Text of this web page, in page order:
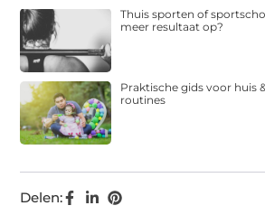
Delen:
Thuis sporten of
meer resultaat op?
Praktische gids voor huis
routines